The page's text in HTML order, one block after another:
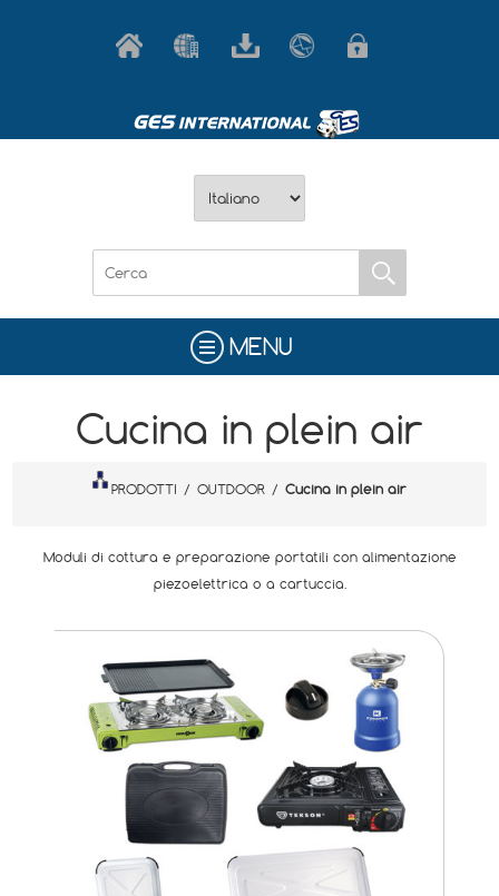
MENU
Cucina in plein air
PRODOTTI / OUTDOOR / Cucina in plein air
Moduli di cottura e preparazione portatili con alimentazione
piezoelettrica o a cartuccia.